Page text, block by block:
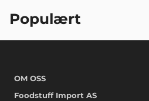
Populært
OM OSS
Foodstuff Import AS